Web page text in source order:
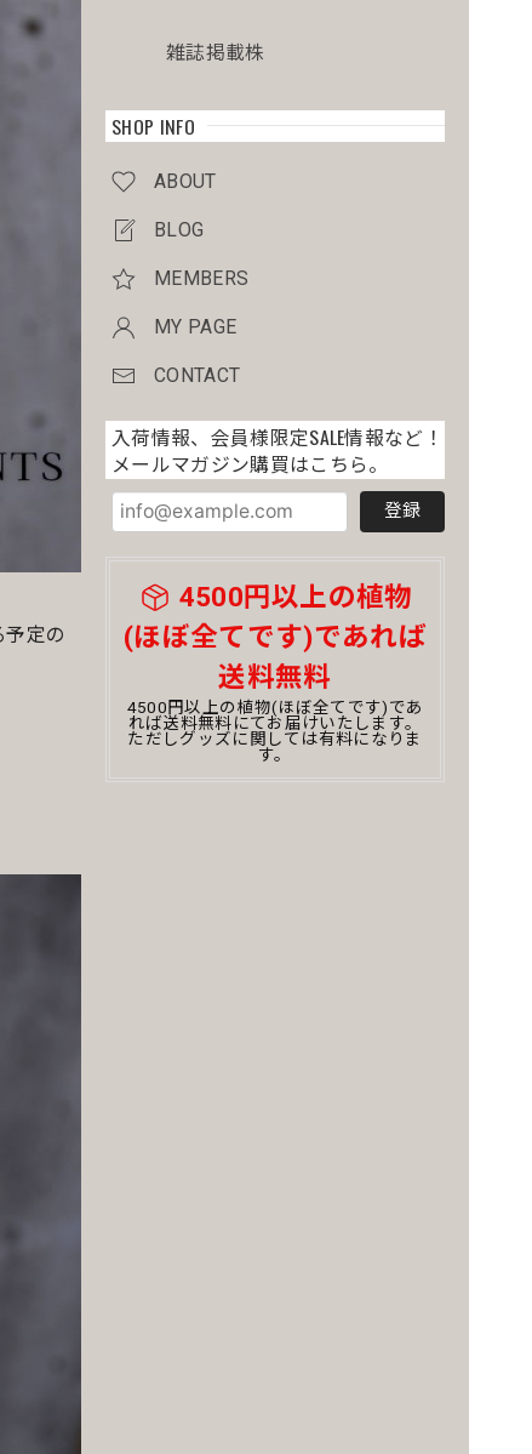
雑誌掲載株
SHOP INFO
ABOUT
BLOG
MEMBERS
MY PAGE
CONTACT
入荷情報、会員様限定SALE情報など！
メールマガジン購買はこちら。
登録
4500円以上の植物
(ほぼ全てです)であれば
送料無料
4500円以上の植物(ほぼ全てです)であ
れば送料無料にてお届けいたします。
ただしグッズに関しては有料になりま
す。
定の